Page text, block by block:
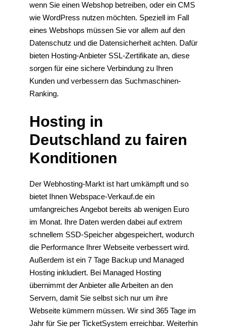
wenn Sie einen Webshop betreiben, oder ein CMS
wie WordPress nutzen möchten. Speziell im Fall
eines Webshops müssen Sie vor allem auf den
Datenschutz und die Datensicherheit achten. Dafür
bieten Hosting-Anbieter SSL-Zertifikate an, diese
sorgen für eine sichere Verbindung zu Ihren
Kunden und verbessern das Suchmaschinen-
Ranking.
Hosting in
Deutschland zu fairen
Konditionen
Der Webhosting-Markt ist hart umkämpft und so
bietet Ihnen Webspace-Verkauf.de ein
umfangreiches Angebot bereits ab wenigen Euro
im Monat. Ihre Daten werden dabei auf extrem
schnellem SSD-Speicher abgespeichert, wodurch
die Performance Ihrer Webseite verbessert wird.
Außerdem ist ein 7 Tage Backup und Managed
Hosting inkludiert. Bei Managed Hosting
übernimmt der Anbieter alle Arbeiten an den
Servern, damit Sie selbst sich nur um ihre
Webseite kümmern müssen. Wir sind 365 Tage im
Jahr für Sie per TicketSystem erreichbar. Weiterhin